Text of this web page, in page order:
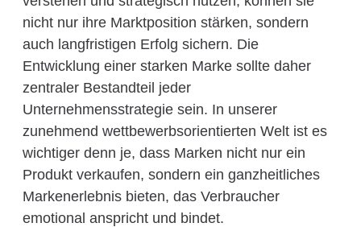
nicht nur ihre Marktposition stärken, sondern
auch langfristigen Erfolg sichern. Die
Entwicklung einer starken Marke sollte daher
zentraler Bestandteil jeder
Unternehmensstrategie sein. In unserer
zunehmend wettbewerbsorientierten Welt ist es
wichtiger denn je, dass Marken nicht nur ein
Produkt verkaufen, sondern ein ganzheitliches
Markenerlebnis bieten, das Verbraucher
emotional anspricht und bindet.